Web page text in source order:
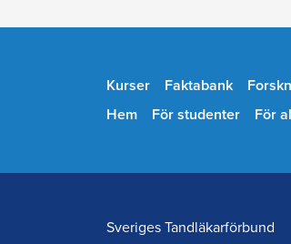
Kurser Faktabank
Hem
För studenter För
Sveriges Tandläkarförbund